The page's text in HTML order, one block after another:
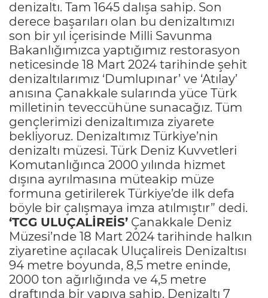
denizaltı. Tam 1645 dalışa sahip. Son
derece başarıları olan bu denizaltımızı
son bir yıl içerisinde Milli Savunma
Bakanlığımızca yaptığımız restorasyon
neticesinde 18 Mart 2024 tarihinde şehit
denizaltılarımız ‘Dumlupınar’ ve ‘Atılay’
anısına Çanakkale sularında yüce Türk
milletinin teveccühüne sunacağız. Tüm
gençlerimizi denizaltımıza ziyarete
bekliyoruz. Denizaltımız Türkiye’nin
denizaltı müzesi. Türk Deniz Kuvvetleri
Komutanlığınca 2000 yılında hizmet
dışına ayrılmasına müteakip müze
formuna getirilerek Türkiye’de ilk defa
böyle bir çalışmaya imza atılmıştır” dedi.
‘TCG ULUÇALİREİS’ Çanakkale Deniz
Müzesi’nde 18 Mart 2024 tarihinde halkın
ziyaretine açılacak Uluçalireis Denizaltısı
94 metre boyunda, 8,5 metre eninde,
2000 ton ağırlığında ve 4,5 metre
draftında bir yapıya sahip. Denizaltı 7